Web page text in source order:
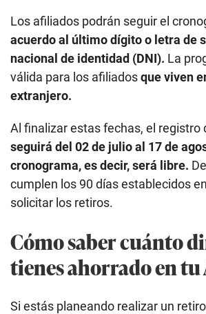
Los afiliados podrán seguir el
acuerdo al último dígito o letra de
nacional de identidad (DNI). La
válida para los afiliadosque viven
extranjero.
Al finalizar estas fechas, el registro
seguirá del 02 de julio al 17 de
cronograma, es decir, será libre.
cumplen los 90 días establecidos
solicitar los retiros.
Cómo saber cuánto
tienes ahorrado en tu
Si estás planeando realizar un